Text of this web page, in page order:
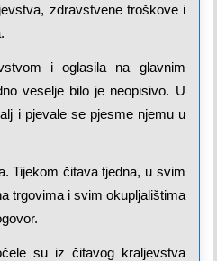
zdravstvene troškove i
i oglasila na glavnim
veselje bilo je neopisivo. U
i pjevale se pjesme njemu u
Tijekom čitava tjedna, u svim
trgovima i svim okupljalištima
su iz čitavog kraljevstva